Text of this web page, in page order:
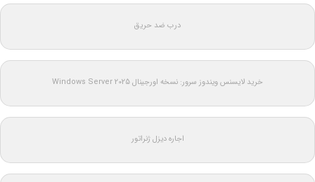
درب ضد حریق
خرید لایسنس ویندوز سرور: نسخه اورجینال Windows Server 2025
اجاره دیزل ژنراتور